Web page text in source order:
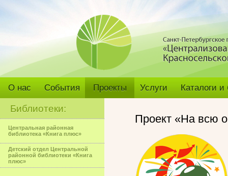
О нас События Проекты Услуги Каталоги
Библиотеки:
Центральная районная
библиотека «Книга плюс»
Детский отдел Центральной
районной библиотеки «Книга
плюс»
Проект «На всю